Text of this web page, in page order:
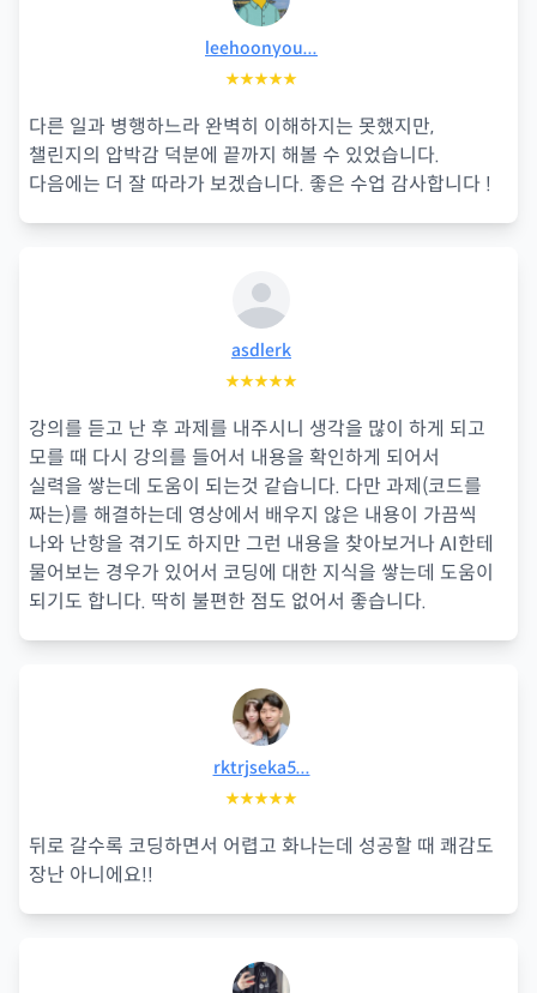
leehoonyou...
★★★★★
다른 일과 병행하느라 완벽히 이해하지는 못했지만,
챌린지의 압박감 덕분에 끝까지 해볼 수 있었습니다.
다음에는 더 잘 따라가 보겠습니다. 좋은 수업 감사합니다 !
asdlerk
★★★★★
강의를 듣고 난 후 과제를 내주시니 생각을 많이 하게 되고
모를 때 다시 강의를 들어서 내용을 확인하게 되어서
실력을 쌓는데 도움이 되는것 같습니다. 다만 과제(코드를
짜는)를 해결하는데 영상에서 배우지 않은 내용이 가끔씩
나와 난항을 겪기도 하지만 그런 내용을 찾아보거나 AI한테
물어보는 경우가 있어서 코딩에 대한 지식을 쌓는데 도움이
되기도 합니다. 딱히 불편한 점도 없어서 좋습니다.
rktrjseka5...
★★★★★
뒤로 갈수록 코딩하면서 어렵고 화나는데 성공할 때 쾌감도
장난 아니에요!!